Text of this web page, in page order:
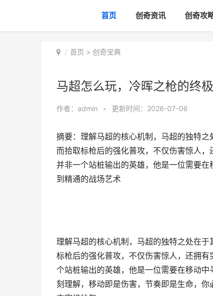
首页 创奇资讯 创奇攻
首页 > 创奇宝典
马超怎么玩，冷晖之枪的终
作者： admin • 更新时间：2026-07-06
摘要：理解马超的核心机制，马超的独特之
而拾取标枪后的强化普攻，不仅伤害惊人
并非一个站桩输出的英雄，他是一位需要
到精通的战场艺术
理解马超的核心机制，马超的独特之处在
标枪后的强化普攻，不仅伤害惊人，还拥
个站桩输出的英雄，他是一位需要在移动
刻理解，移动即是伤害，节奏即是生命，